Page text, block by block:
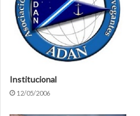
Institucional
12/05/2006